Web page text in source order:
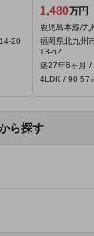
20
1,480万円
鹿児島本線/九
福岡県北九州
13-62
築27年6ヶ月 /
4LDK / 90.57
ら探す